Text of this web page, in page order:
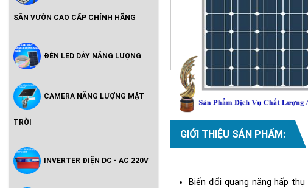
Vườn Cao Cấp Chính Hãng
SÂN VƯỜN CAO CẤP CHÍNH HÃNG
ĐÈN LED DÂY NĂNG LƯỢNG
CAMERA NĂNG LƯỢNG MẶT
TRỜI
INVERTER ĐIỆN DC - AC 220V
GIỚI THIỆU SẢN PHẨM:
Biến đổi quang năng hấp